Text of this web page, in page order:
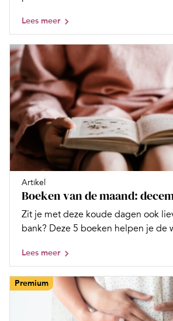
Lees meer
Artikel
Boeken van de maand:
Zit je met deze koude dagen ook
bank? Deze 5 boeken helpen je de
Lees meer
Premium